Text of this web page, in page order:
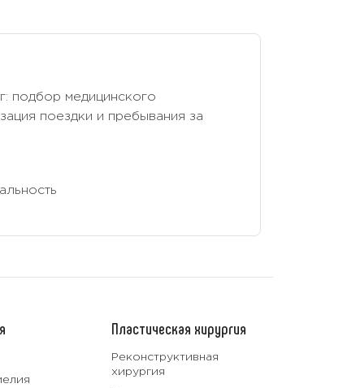
подбор медицинского
поездки и пребывания за
Пластическая хирургия
Реконструктивная
хирургия